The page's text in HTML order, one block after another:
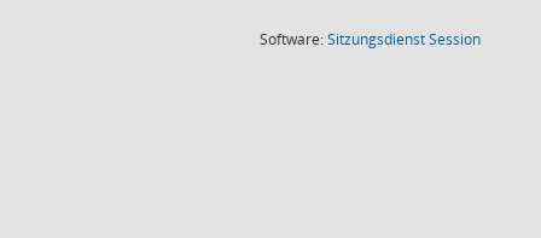
Software:SitzungsdienstSession(Wird in